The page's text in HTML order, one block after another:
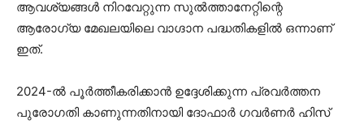
ആവശ്യങ്ങൾ നിറവേറ്റുന്ന സുൽത്താനേറ്റിന്റെ
ആരോഗ്യ മേഖലയിലെ വാഗ്ദാന പദ്ധതികളിൽ ഒന്നാണ്
ഇത്.
2024-ൽ പൂർത്തീകരിക്കാൻ ഉദ്ദേശിക്കുന്ന പ്രവർത്തന
പുരോഗതി കാണുന്നതിനായി ദോഫാർ ഗവർണർ ഹിസ്